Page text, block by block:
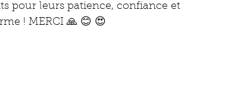
pour leurs patience, confiance et
! MERCI 🙏 😊 😍